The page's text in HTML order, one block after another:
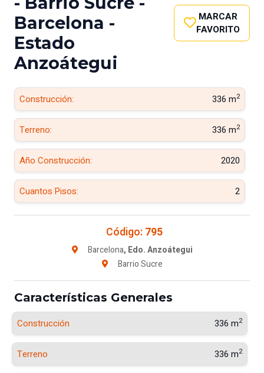
Barcelona -
Estado
Anzoátegui
MARCAR
FAVORITO
Construcción: 336 m2
Terreno: 336 m2
Año Construcción: 2020
Cuantos Pisos: 2
Código: 795
Barcelona, Edo. Anzoátegui
Barrio Sucre
Características Generales
Construcción 336 m2
Terreno 336 m2